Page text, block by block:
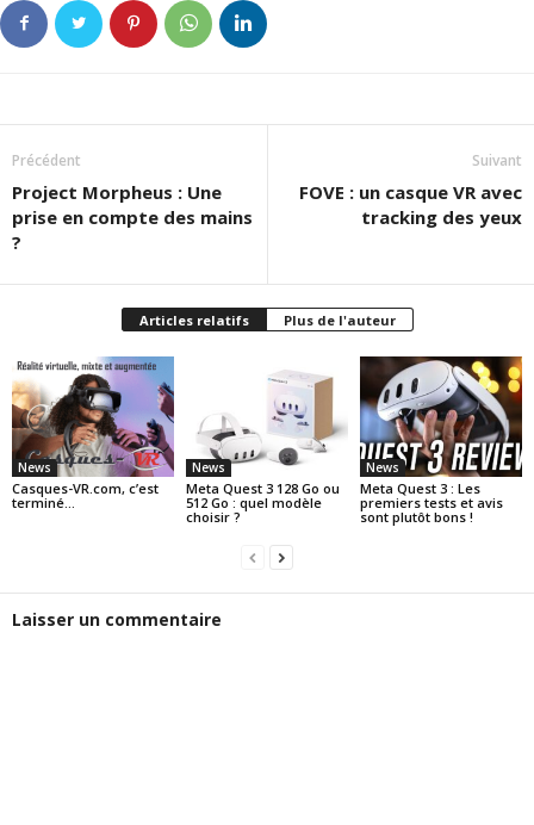
Précédent
Project Morpheus : Une
prise en compte des mains
?
Suivant
FOVE : un casque VR avec
tracking des yeux
Articles relatifs Plus de l'auteur
News
Casques-VR.com, c’est
terminé…
News
Meta Quest 3 128 Go ou
512 Go : quel modèle
choisir ?
News
Meta Quest 3 : Les
premiers tests et avis
sont plutôt bons !
Laisser un commentaire